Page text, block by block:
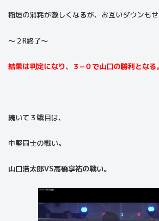
稲垣の消耗が激しくなるが、お互いダウンもせ
〜２R終了〜
結果は判定になり、３−０で山口の勝利となる。
続いて３戦目は、
中堅同士の戦い。
山口浩太郎VS高橋享祐の戦い。